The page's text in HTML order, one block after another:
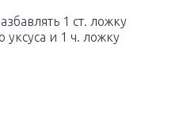
1 ст. ложку
и 1 ч. ложку